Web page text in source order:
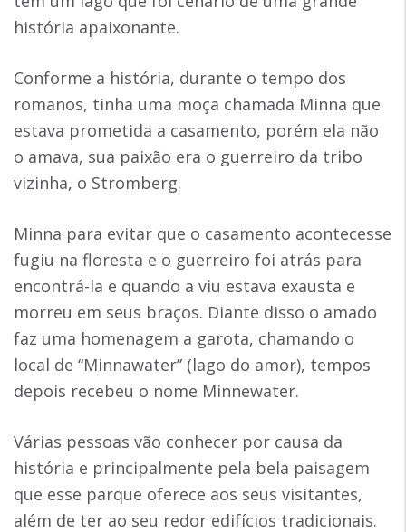
história apaixonante.
Conforme a história, durante o tempo dos
romanos, tinha uma moça chamada Minna que
estava prometida a casamento, porém ela não
o amava, sua paixão era o guerreiro da tribo
vizinha, o Stromberg.
Minna para evitar que o casamento acontecesse
fugiu na floresta e o guerreiro foi atrás para
encontrá-la e quando a viu estava exausta e
morreu em seus braços. Diante disso o amado
faz uma homenagem a garota, chamando o
local de “Minnawater” (lago do amor), tempos
depois recebeu o nome Minnewater.
Várias pessoas vão conhecer por causa da
história e principalmente pela bela paisagem
que esse parque oferece aos seus visitantes,
além de ter ao seu redor edifícios tradicionais.